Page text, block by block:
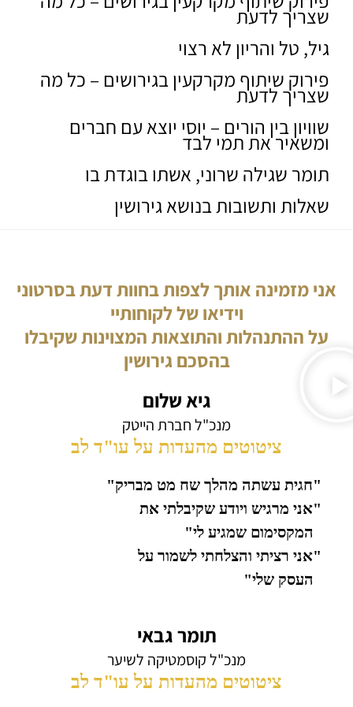
שצריך לדעת
גיל, טל והריון לא רצוי
פירוק שיתוף מקרקעין בגירושים – כל מה
שצריך לדעת
שוויון בין הורים – יוסי יוצא עם חברים
ומשאיר את תמי לבד
תומר שגילה שרוני, אשתו בוגדת בו
שאלות ותשובות בנושא גירושין
אני מזמינה אותך לצפות בחוות דעת בסרטוני
וידיאו של לקוחותיי
על ההתנהלות והתוצאות המצוינות שקיבלו
בהסכם גירושין
גיא שלום
מנכ"ל חברת הייטק
ציטוטים מהעדות על עו"ד לב
"חגית עשתה מהלך שח מט מבריק"
"אני מרגיש ויודע שקיבלתי את
המקסימום שמגיע לי"
"אני רציתי והצלחתי לשמור על
העסק שלי"
תומר גבאי
מנכ"ל קוסמטיקה לשיער
ציטוטים מהעדות על עו"ד לב